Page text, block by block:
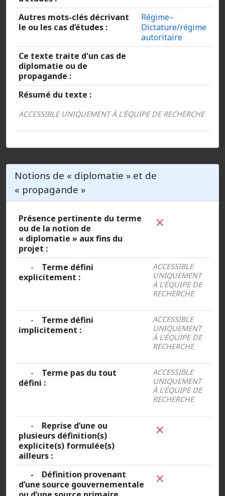
Autres mots-clés décrivant
le ou les cas d’études :
Régime–
Dictature/régime
autoritaire
Ce texte traite d'un cas de
diplomatie ou de
propagande :
Résumé du texte :
ACCESSIBLE UNIQUEMENT À L’ÉQUIPE DE RECHERCHE
Notions de « diplomatie » et de
« propagande »
Présence pertinente du terme
ou de la notion de
« diplomatie » aux fins du
projet :
- Terme défini
explicitement :
ACCESSIBLE
UNIQUEMENT
À L’ÉQUIPE DE
RECHERCHE
- Terme défini
implicitement :
ACCESSIBLE
UNIQUEMENT
À L’ÉQUIPE DE
RECHERCHE
- Terme pas du tout
défini :
ACCESSIBLE
UNIQUEMENT
À L’ÉQUIPE DE
RECHERCHE
- Reprise d’une ou
plusieurs définition(s)
explicite(s) formulée(s)
ailleurs :
- Définition provenant
d’une source gouvernementale